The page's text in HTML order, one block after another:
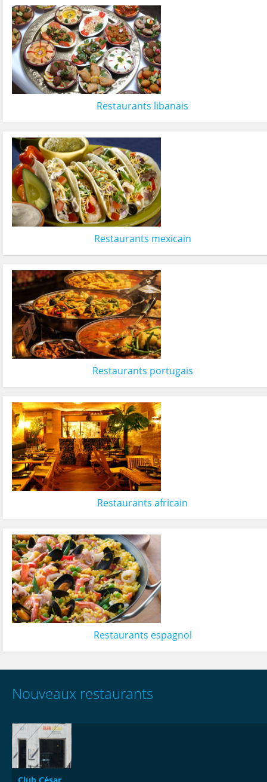
Restaurants libanais
Restaurants mexicain
Restaurants portugais
Restaurants africain
Restaurants espagnol
Nouveaux restaurants